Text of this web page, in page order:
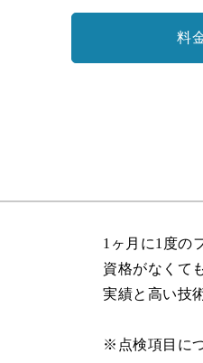
料
1ヶ月に1度の
資格がなくて
実績と高い技
※点検項目に